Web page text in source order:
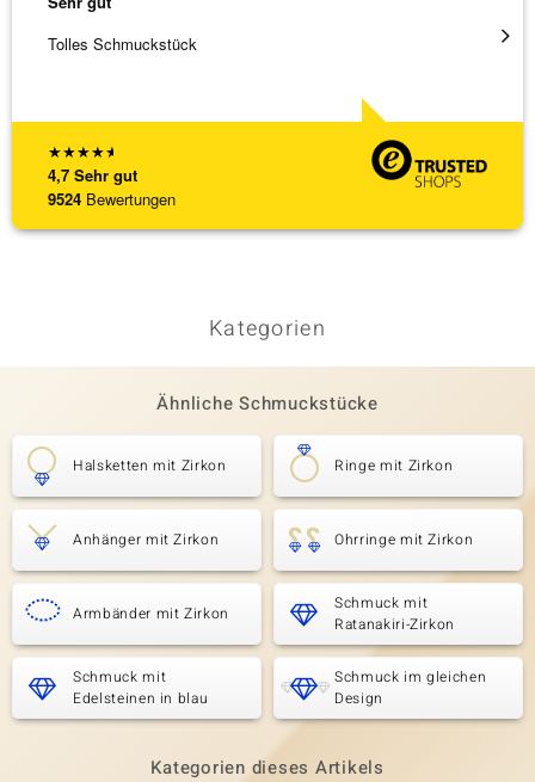
★★★★★
4,7 Sehr gut
9524 Bewertungen
Tolles Schmuckstück
Kategorien
Ähnliche Schmuckstücke
Halsketten mit Zirkon Ringe mit Zirkon
Anhänger mit Zirkon Ohrringe mit Zirkon
Armbänder mit Zirkon
Schmuck mit
Ratanakiri-Zirkon
Schmuck mit
Edelsteinen in blau
Schmuck im gleichen
Design
Kategorien dieses Artikels